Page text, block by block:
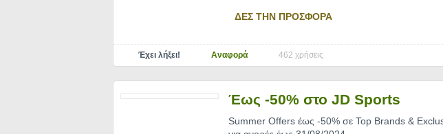
ΔΕΣ ΤΗΝ ΠΡΟΣΦΟΡΑ
Έχει λήξει! Αναφορά 462 χρήσεις
Έως -50% στο JD Sports
Summer Offers έως -50% σε Top Brands &